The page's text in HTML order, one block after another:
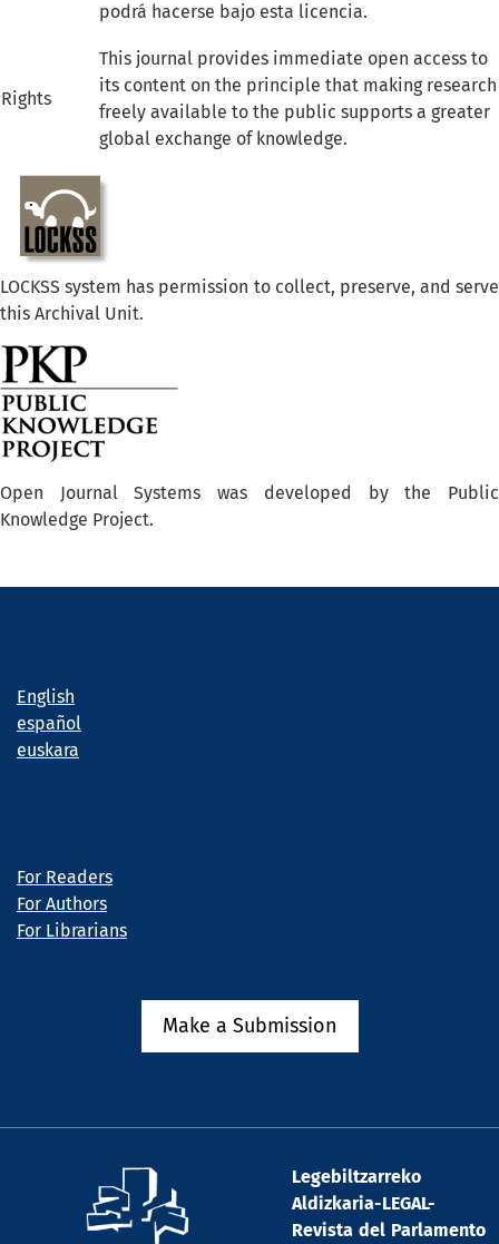
podrá hacerse bajo esta licencia.
Rights
This journal provides immediate open access to
its content on the principle that making research
freely available to the public supports a greater
global exchange of knowledge.
LOCKSS system has permission to collect, preserve, and serve
this Archival Unit.
Open Journal Systems was developed by the Public
Knowledge Project.
English
español
euskara
For Readers
For Authors
For Librarians
Make a Submission
Legebiltzarreko
Aldizkaria-LEGAL-
Revista del Parlamento